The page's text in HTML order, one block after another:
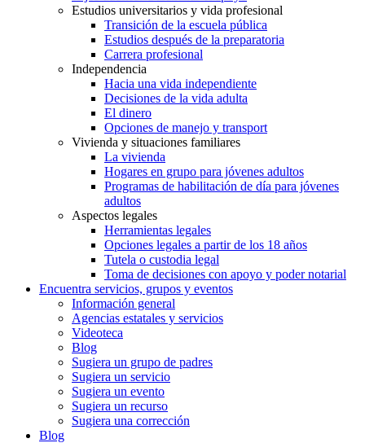
Estudios universitarios y vida profesional
Transición de la escuela pública
Estudios después de la preparatoria
Carrera profesional
Independencia
Hacia una vida independiente
Decisiones de la vida adulta
El dinero
Opciones de manejo y transport
Vivienda y situaciones familiares
La vivienda
Hogares en grupo para jóvenes adultos
Programas de habilitación de día para jóvenes
adultos
Aspectos legales
Herramientas legales
Opciones legales a partir de los 18 años
Tutela o custodia legal
Toma de decisiones con apoyo y poder notarial
Encuentra servicios, grupos y eventos
Información general
Agencias estatales y servicios
Videoteca
Blog
Sugiera un grupo de padres
Sugiera un servicio
Sugiera un evento
Sugiera un recurso
Sugiera una corrección
Blog